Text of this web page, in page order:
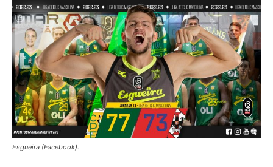
Esgueira (Facebook).